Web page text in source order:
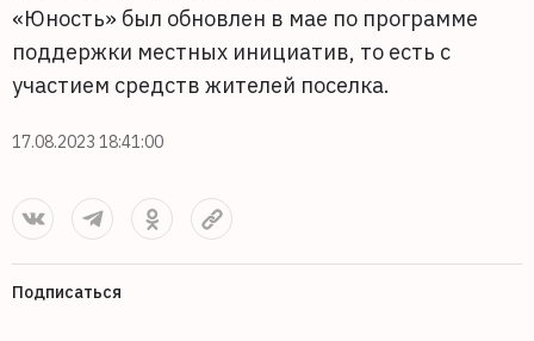
«Юность» был обновлен в мае по программе
поддержки местных инициатив, то есть с
участием средств жителей поселка.
17.08.2023 18:41:00
Подписаться